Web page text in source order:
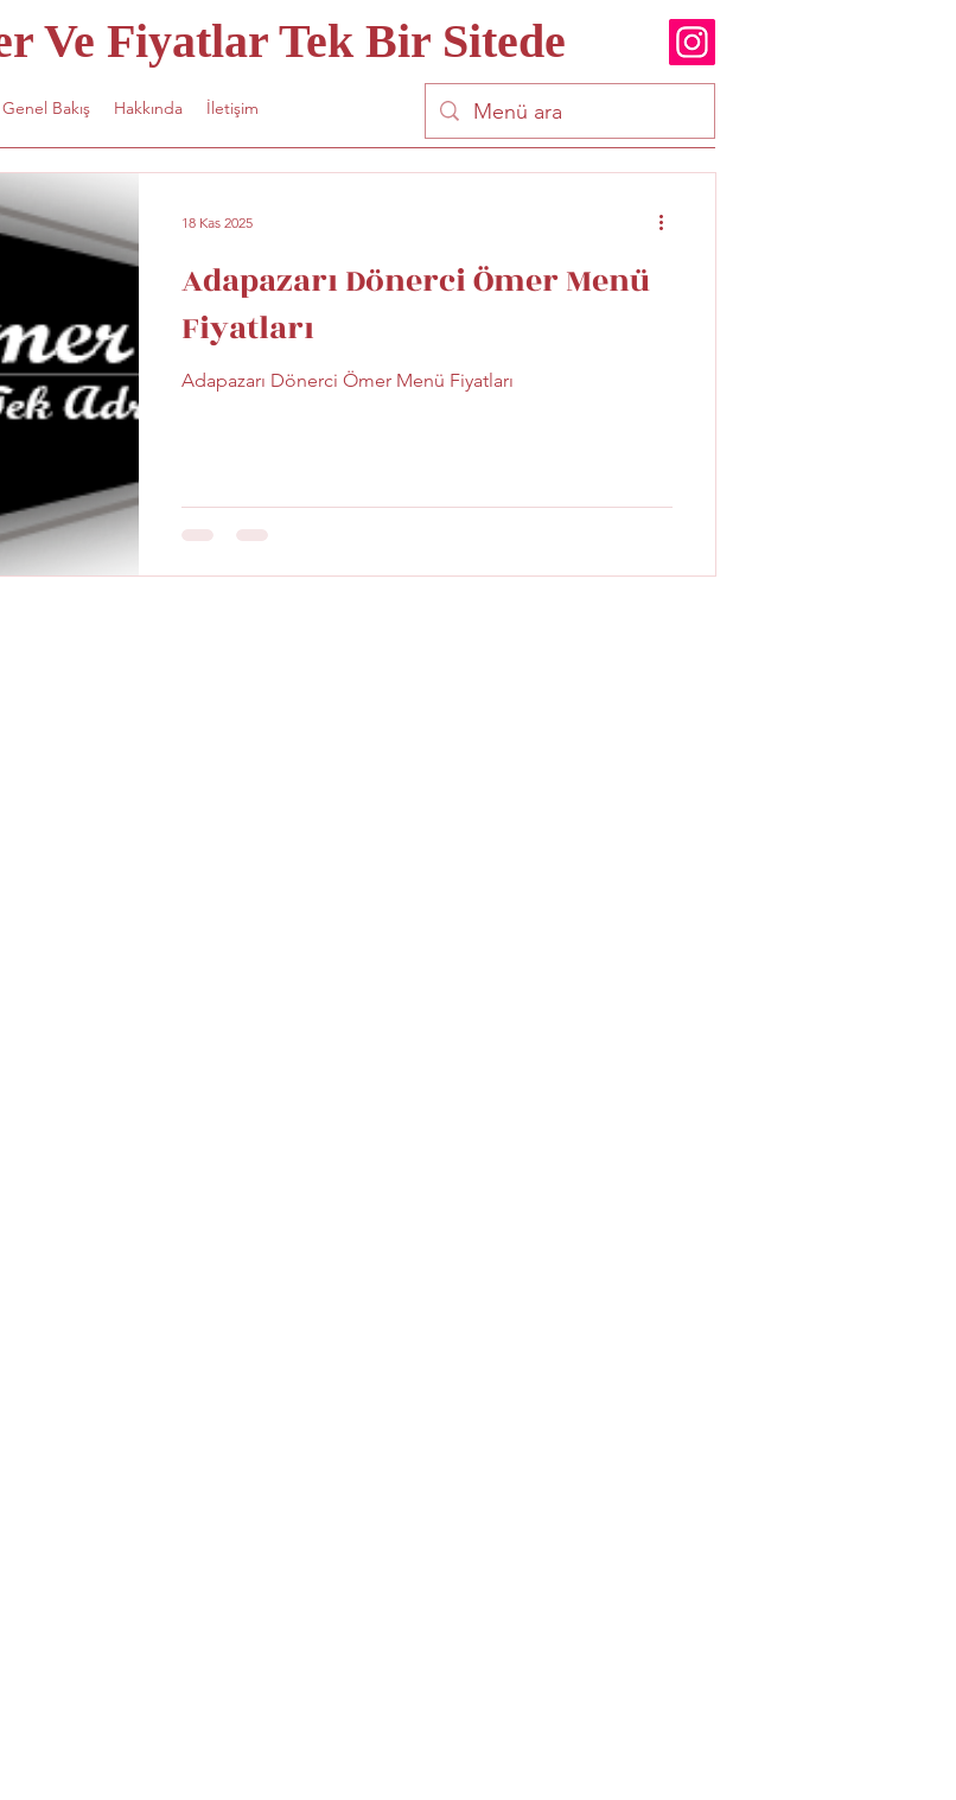
Ve Fiyatlar Tek Bir Sitede
Genel Bakış Hakkında İletişim
Adapazarı Dönerci Ömer Menü
Fiyatları
Adapazarı Dönerci Ömer Menü Fiyatları
18 Kas 2025